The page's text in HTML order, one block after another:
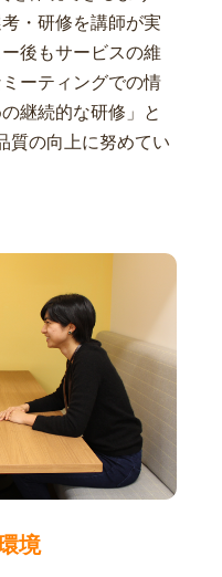
・研修を講師が実
後もサービスの維
ーティングでの情
継続的な研修」と
質の向上に努めてい
境